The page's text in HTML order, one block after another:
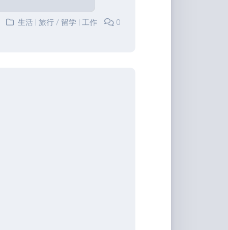
生活 | 旅行 / 留学 | 工作 0